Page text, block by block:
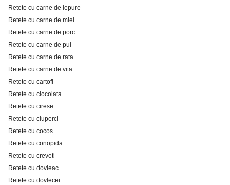
Retete cu carne de iepure
Retete cu carne de miel
Retete cu carne de porc
Retete cu carne de pui
Retete cu carne de rata
Retete cu carne de vita
Retete cu cartofi
Retete cu ciocolata
Retete cu cirese
Retete cu ciuperci
Retete cu cocos
Retete cu conopida
Retete cu creveti
Retete cu dovleac
Retete cu dovlecei